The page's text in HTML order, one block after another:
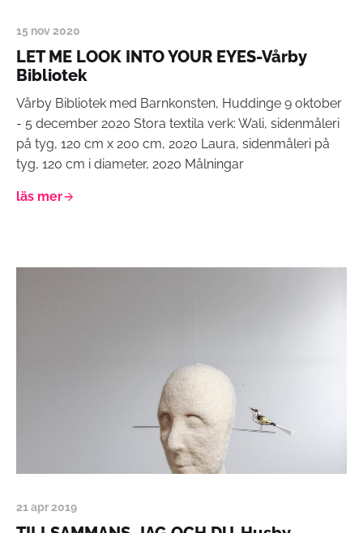
15 nov 2020
LET ME LOOK INTO YOUR EYES-Vårby
Bibliotek
Vårby Bibliotek med Barnkonsten, Huddinge 9 oktober
- 5 december 2020 Stora textila verk: Wali, sidenmåleri
på tyg, 120 cm x 200 cm, 2020 Laura, sidenmåleri på
tyg, 120 cm i diameter, 2020 Målningar
läs mer
21 apr 2019